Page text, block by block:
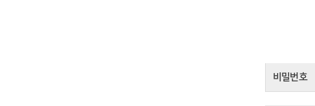
비밀번호